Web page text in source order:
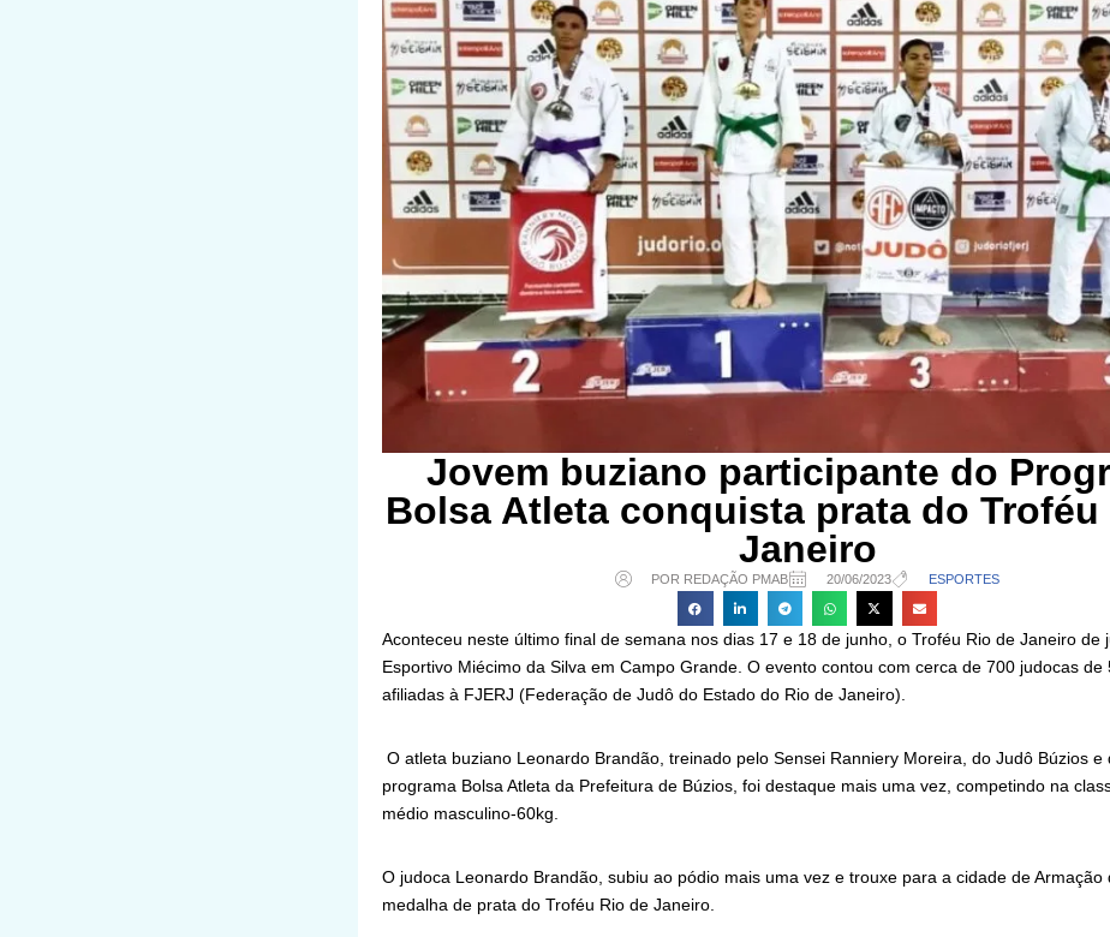
Jovem buziano participante do
Bolsa Atleta conquista prata do Troféu
Janeiro
POR REDAÇÃO PMAB 20/06/2023 ESPORTES
Aconteceu neste último final de semana nos dias 17 e 18 de junho, o Troféu Rio de Janeiro de
Esportivo Miécimo da Silva em Campo Grande. O evento contou com cerca de 700 judocas de
afiliadas à FJERJ (Federação de Judô do Estado do Rio de Janeiro).
O atleta buziano Leonardo Brandão, treinado pelo Sensei Ranniery Moreira, do Judô Búzios e
programa Bolsa Atleta da Prefeitura de Búzios, foi destaque mais uma vez, competindo na
médio masculino-60kg.
O judoca Leonardo Brandão, subiu ao pódio mais uma vez e trouxe para a cidade de Armação
medalha de prata do Troféu Rio de Janeiro.